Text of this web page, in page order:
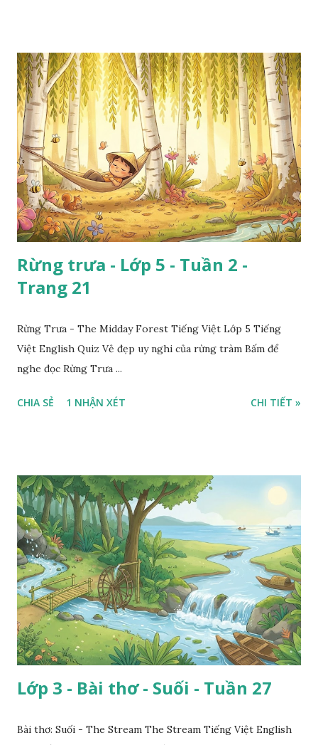
Rừng trưa - Lớp 5 - Tuần 2 -
Trang 21
Rừng Trưa - The Midday Forest Tiếng Việt Lớp 5 Tiếng
Việt English Quiz Vẻ đẹp uy nghi của rừng tràm Bấm để
nghe đọc Rừng Trưa ...
CHIA SẺ 1 NHẬN XÉT CHI TIẾT »
Lớp 3 - Bài thơ - Suối - Tuần 27
Bài thơ: Suối - The Stream The Stream Tiếng Việt English